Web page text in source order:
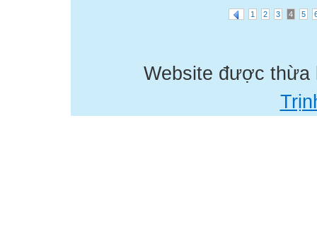
1 2 3 4 5
Website được